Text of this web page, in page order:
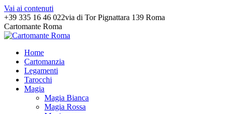
Vai ai contenuti
+39 335 16 46 022via di Tor Pignattara 139 Roma
Cartomante Roma
Home
Cartomanzia
Legamenti
Tarocchi
Magia
Magia Bianca
Magia Rossa